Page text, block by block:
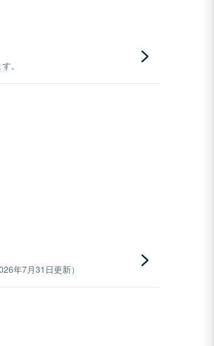
。
年7月31日更新）